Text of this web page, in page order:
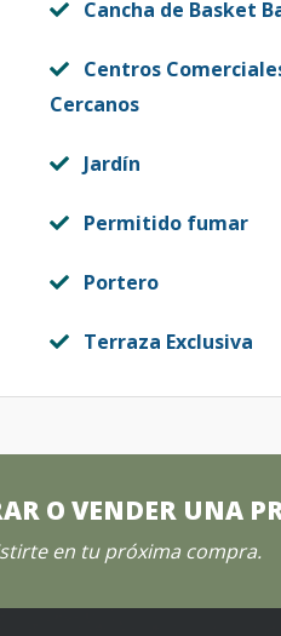
Cancha de Basket
Centros
Cercanos
Jardín
Permitido fumar
Portero
Terraza Exclusiva
O VENDER UNA
en tu próxima compra.